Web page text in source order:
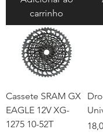
carrinho
Cassete SRAM GX
EAGLE 12V XG-
1275 10-52T